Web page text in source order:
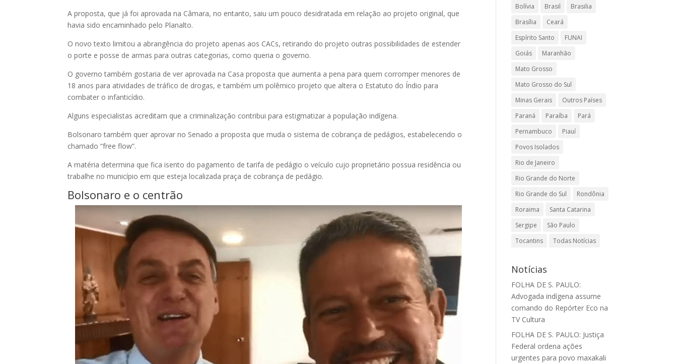
A proposta, que já foi aprovada na Câmara, no entanto, saiu um pouco desidratada em relação ao projeto original, que
havia sido encaminhado pelo Planalto.
O novo texto limitou a abrangência do projeto apenas aos CACs, retirando do projeto outras possibilidades de estender
o porte e posse de armas para outras categorias, como queria o governo.
O governo também gostaria de ver aprovada na Casa proposta que aumenta a pena para quem corromper menores de
18 anos para atividades de tráfico de drogas, e também um polêmico projeto que altera o Estatuto do Índio para
combater o infanticídio.
Alguns especialistas acreditam que a criminalização contribui para estigmatizar a população indígena.
Bolsonaro também quer aprovar no Senado a proposta que muda o sistema de cobrança de pedágios, estabelecendo o
chamado “free flow”.
A matéria determina que fica isento do pagamento de tarifa de pedágio o veículo cujo proprietário possua residência ou
trabalhe no município em que esteja localizada praça de cobrança de pedágio​.
Bolsonaro e o centrão
Bolívia
Brasil
Brasilia
Brasília
Ceará
Espírito Santo
FUNAI
Goiás
Maranhão
Mato Grosso
Mato Grosso do Sul
Minas Gerais
Outros Países
Paraná
Paraíba
Pará
Pernambuco
Piauí
Povos Isolados
Rio de Janeiro
Rio Grande do Norte
Rio Grande do Sul
Rondônia
Roraima
Santa Catarina
Sergipe
São Paulo
Tocantins
Todas Notícias
Notícias
FOLHA DE S. PAULO:
Advogada indígena assume
comando do Repórter Eco na
TV Cultura
FOLHA DE S. PAULO: Justiça
Federal ordena ações
urgentes para povo maxakali